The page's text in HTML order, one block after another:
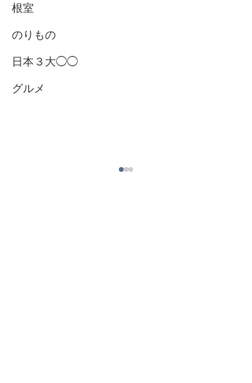
根室
のりもの
日本３大◯◯
グルメ